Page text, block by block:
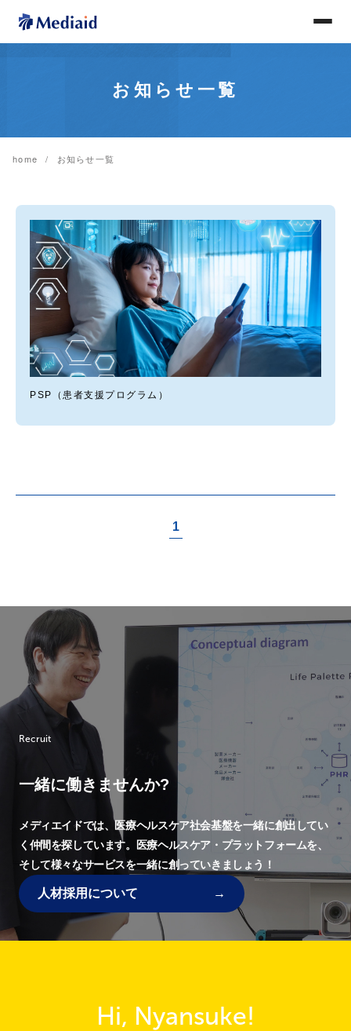
お知らせ一覧
home お知らせ一覧
PSP（患者支援プログラム）
1
Recruit
一緒に働きませんか?
メディエイドでは、医療ヘルスケア社会基盤を一緒に創出してい
く仲間を探しています。
医療ヘルスケア・プラットフォームを、
そして様々なサービスを一緒に創っていきましょう！
人材採用について
Hi, Nyansuke!